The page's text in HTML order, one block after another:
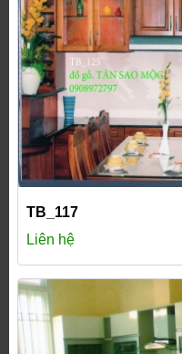
TB_117
Liên hệ